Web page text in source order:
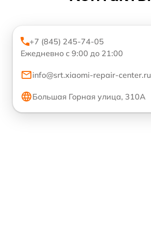
+7 (845) 245-74-05
Ежедневно с 9:00 до 21:00
info@srt.xiaomi-repair-center.ru
Большая Горная улица, 310А